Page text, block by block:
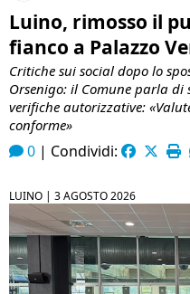
Luino, rimosso il
fianco a Palazzo
Critiche sui social dopo lo
Orsenigo: il Comune parla di
verifiche autorizzative:
conforme»
0 | Condividi:
LUINO | 3 AGOSTO 2026